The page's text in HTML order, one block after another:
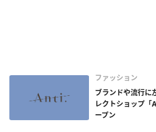
ファッション
ブランドや流行に
レクトショップ
ープン